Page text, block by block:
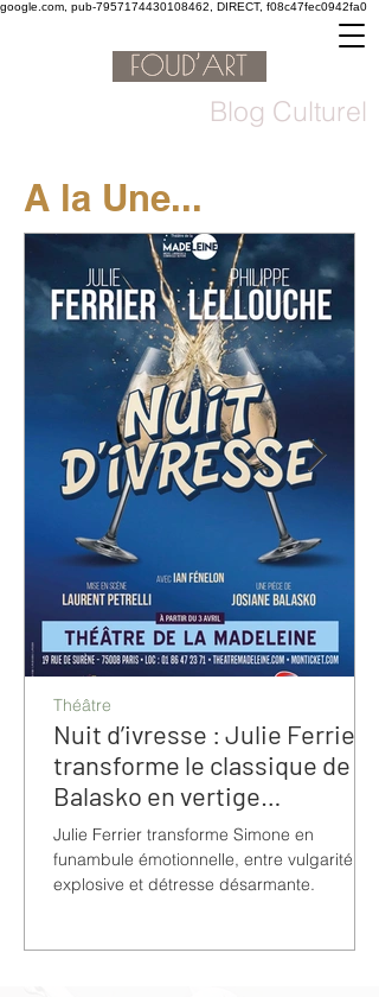
google.com, pub-7957174430108462, DIRECT, f08c47fec0942fa0
Blog Culturel
A la Une...
Nuit d’ivresse : Julie Ferrier
transforme le classique de
Balasko en vertige
bouleversant
Julie Ferrier transforme Simone en
funambule émotionnelle, entre vulgarité
explosive et détresse désarmante.
Théâtre